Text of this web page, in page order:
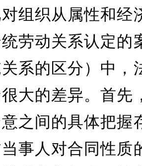
组织从属性和经
劳动关系认定的
系的区分）中，
大的差异。首先
之间的具体把握
事人对合同性质